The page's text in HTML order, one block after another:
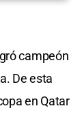
campeón
De esta
en Qatar